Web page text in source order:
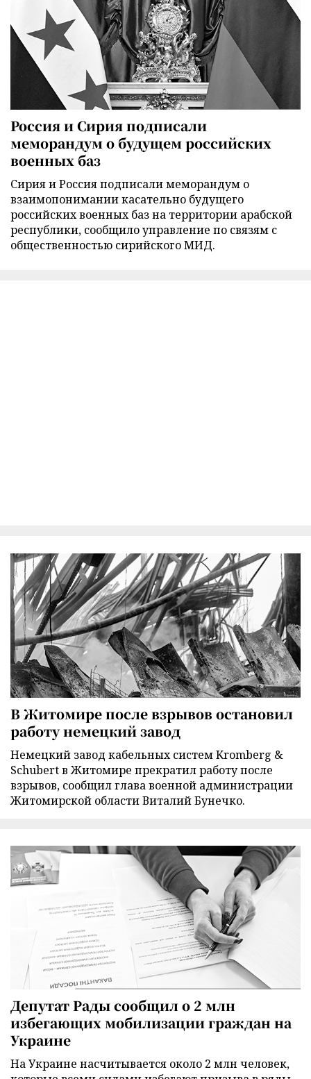
Россия и Сирия подписали
меморандум о будущем российских
военных баз
Сирия и Россия подписали меморандум о
взаимопонимании касательно будущего
российских военных баз на территории арабской
республики, сообщило управление по связям с
общественностью сирийского МИД.
В Житомире после взрывов остановил
работу немецкий завод
Немецкий завод кабельных систем Kromberg &
Schubert в Житомире прекратил работу после
взрывов, сообщил глава военной администрации
Житомирской области Виталий Бунечко.
Депутат Рады сообщил о 2 млн
избегающих мобилизации граждан на
Украине
На Украине насчитывается около 2 млн человек,